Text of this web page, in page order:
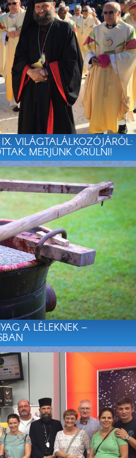
VILÁGTALÁLKOZÓJÁRÓL:
MERJÜNK ÖRÜLNI!
A LÉLEKNEK –